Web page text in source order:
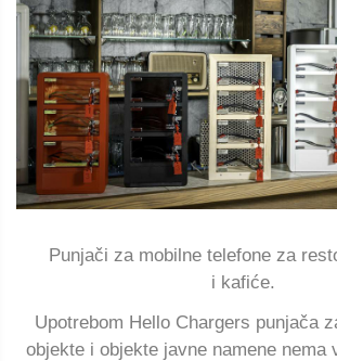
Punjači za mobilne telefone za
i kafiće.
Upotrebom Hello Chargers punjača
objekte i objekte javne namene nema